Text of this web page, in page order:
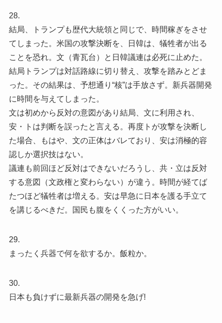
28.
結局、トランプも歴代大統領と同じで、時間稼ぎをさせ
てしまった。米国の攻撃決断を、日韓は、犠牲者が出る
ことを恐れ。文（青瓦台）と日韓議連は必死に止めた。
結局トランプは対話路線に切り替え、攻撃を踏みとどま
った。その結果は、予想通り“核”は手放さず。新兵器開発
に時間を与えてしまった。
文は初めから反対の意図があり結局、文に利用され、
安・トは判断を誤ったと言える。再度トが攻撃を決断し
た場合、もはや、文の正体はバレており、安は消極的容
認しか選択技はない。
議連も前回ほど反対はできないだろうし、共・立は反対
する意図（文政権と変わらない）が違う。時間が経てば
たつほど犠牲者は増える。安は早急に日本を護る手立て
を講じるべきだ。国民も腹をくくった方がいい。
29.
まったく兵器で何を欲するか。飯粒か。
30.
日本も負けずに最新兵器の開発を急げ!